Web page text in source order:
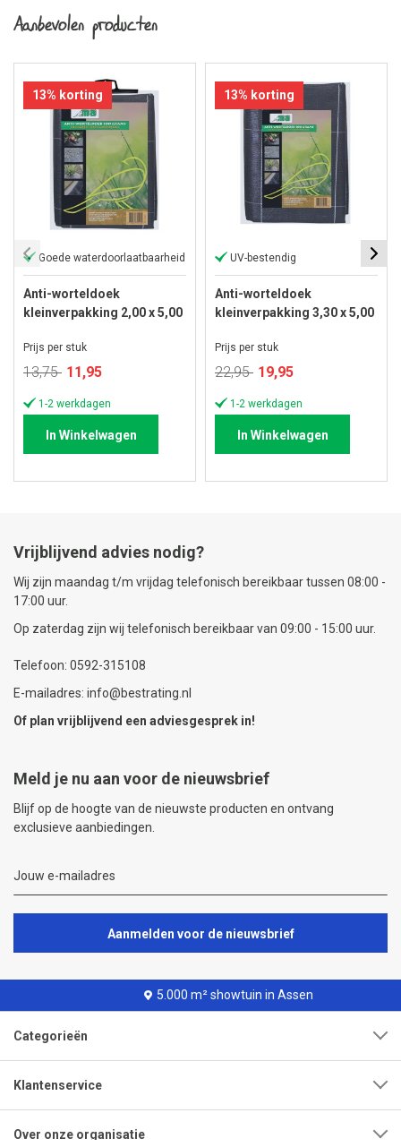
Aanbevolen producten
13% korting
Goede waterdoorlaatbaarheid
Anti-worteldoek
kleinverpakking 2,00 x 5,00
Prijs per stuk
13,75 Speciale
11,95
1-2 werkdagen
In Winkelwagen
13% korting
UV-bestendig
Anti-worteldoek
kleinverpakking 3,30 x 5,00
Prijs per stuk
22,95 Speciale
19,95
1-2 werkdagen
In Winkelwagen
Vrijblijvend advies nodig?
Wij zijn maandag t/m vrijdag telefonisch bereikbaar tussen 08:00 -
17:00 uur.
Op zaterdag zijn wij telefonisch bereikbaar van 09:00 - 15:00 uur.
Telefoon: 0592-315108
E-mailadres: info@bestrating.nl
Of plan vrijblijvend een adviesgesprek in!
Meld je nu aan voor de nieuwsbrief
Blijf op de hoogte van de nieuwste producten en ontvang
exclusieve aanbiedingen.
Aanmelden voor de nieuwsbrief
5.000 m² showtuin in Assen
Categorieën
Klantenservice
Over onze organisatie